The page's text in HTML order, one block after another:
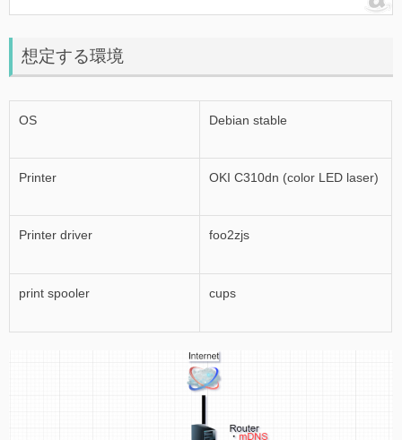
想定する環境
OS Debian stable
Printer OKI C310dn (color LED laser)
Printer driver foo2zjs
print spooler cups